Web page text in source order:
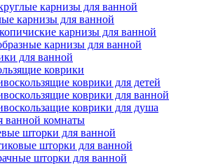
карнизы для ванной
карнизы для ванной
карнизы для ванной
карнизы для ванной
для ванной
коврики
коврики для детей
коврики для ванной
коврики для душа
ванной комнаты
шторки для ванной
шторки для ванной
шторки для ванной